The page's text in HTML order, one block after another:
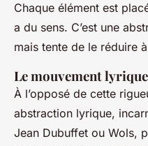
Chaque élément est
a du sens. C’est une
mais tente de le réduire
Le mouvement
À l’opposé de cette
abstraction lyrique,
Jean Dubuffet ou Wols,